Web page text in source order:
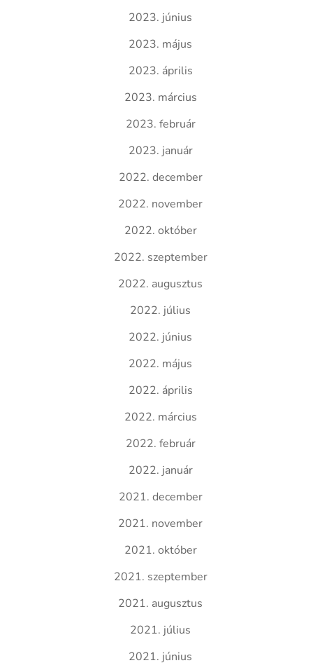
2023. június
2023. május
2023. április
2023. március
2023. február
2023. január
2022. december
2022. november
2022. október
2022. szeptember
2022. augusztus
2022. július
2022. június
2022. május
2022. április
2022. március
2022. február
2022. január
2021. december
2021. november
2021. október
2021. szeptember
2021. augusztus
2021. július
2021. június